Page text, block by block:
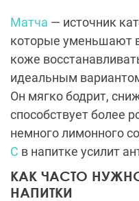
Матча — источник
которые уменьшают
коже
идеальным
Он мягко бодрит,
способствует более
немного лимонного
С в напитке усилит
КАК ЧАСТО НУЖНО
НАПИТКИ